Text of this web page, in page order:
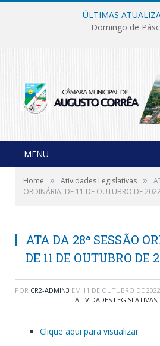
ÚLTIMAS
Domingo de
MENU
Home » Atividades Legislativas »
ORDINÁRIA, DE 11 DE OUTUBRO DE 2022
ATA DA 28ª SESSÃO
DE 11 DE OUTUBRO DE
POR CR2-ADMIN3 EM 11 DE OUTUBRO DE 2022
ATIVIDADES LEGISLATIVAS,
Clique aqui para visualizar